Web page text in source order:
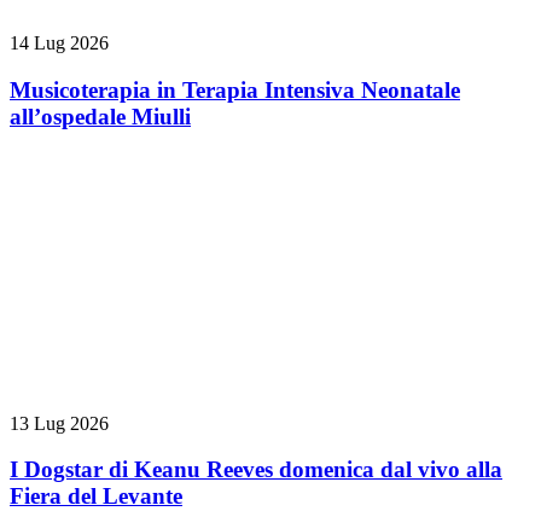
14 Lug 2026
Musicoterapia in Terapia Intensiva Neonatale
all’ospedale Miulli
13 Lug 2026
I Dogstar di Keanu Reeves domenica dal vivo alla
Fiera del Levante